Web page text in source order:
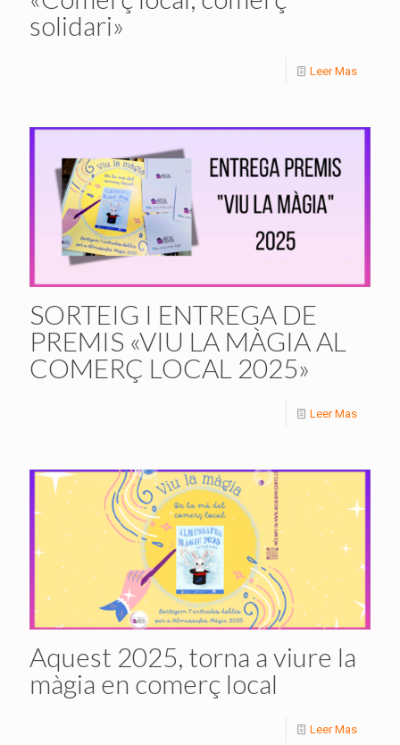
solidari»
Leer Mas
SORTEIG I ENTREGA DE
PREMIS «VIU LA MÀGIA AL
COMERÇ LOCAL 2025»
Leer Mas
Aquest 2025, torna a viure la
màgia en comerç local
Leer Mas